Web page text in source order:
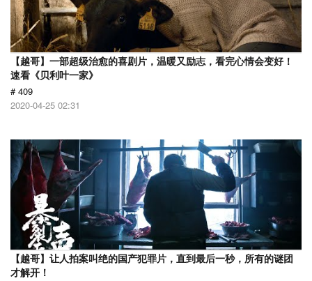
【越哥】一部超级治愈的喜剧片，温暖又励志，看完心情会变好！
速看《贝利叶一家》
# 409
2020-04-25 02:31
【越哥】让人拍案叫绝的国产犯罪片，直到最后一秒，所有的谜团
才解开！